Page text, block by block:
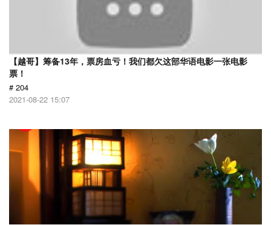
【越哥】筹备13年，票房血亏！我们都欠这部华语电影一张电影
票！
# 204
2021-08-22 15:07